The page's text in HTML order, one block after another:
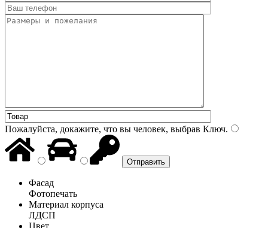
Пожалуйста, докажите, что вы человек, выбрав Ключ.
Фасад
Фотопечать
Материал корпуса
ЛДСП
Цвет